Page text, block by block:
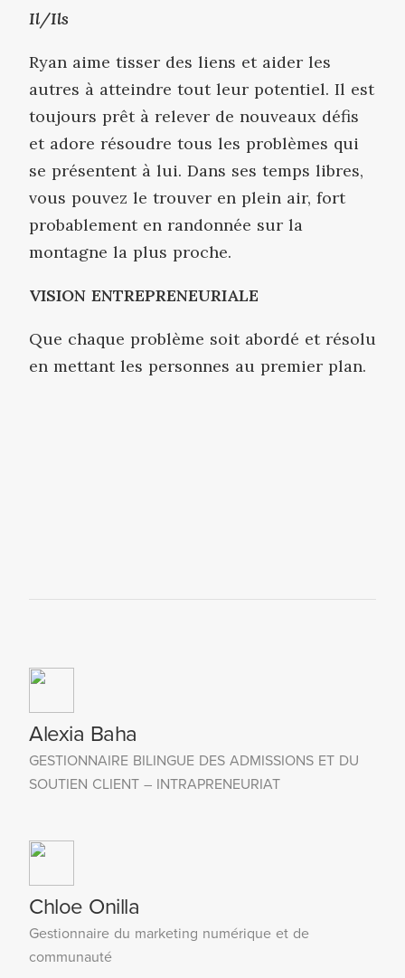
Il/Ils
Ryan aime tisser des liens et aider les
autres à atteindre tout leur potentiel. Il est
toujours prêt à relever de nouveaux défis
et adore résoudre tous les problèmes qui
se présentent à lui. Dans ses temps libres,
vous pouvez le trouver en plein air, fort
probablement en randonnée sur la
montagne la plus proche.
VISION ENTREPRENEURIALE
Que chaque problème soit abordé et résolu
en mettant les personnes au premier plan.
Alexia Baha
GESTIONNAIRE BILINGUE DES ADMISSIONS ET DU
SOUTIEN CLIENT – INTRAPRENEURIAT
Chloe Onilla
Gestionnaire du marketing numérique et de
communauté